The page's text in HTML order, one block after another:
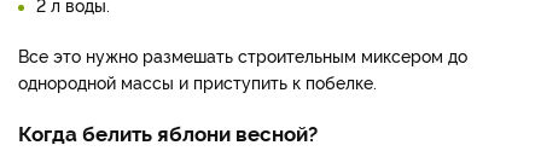
Все это нужно размешать строительным миксером до
однородной массы и приступить к побелке.
Когда белить яблони весной?